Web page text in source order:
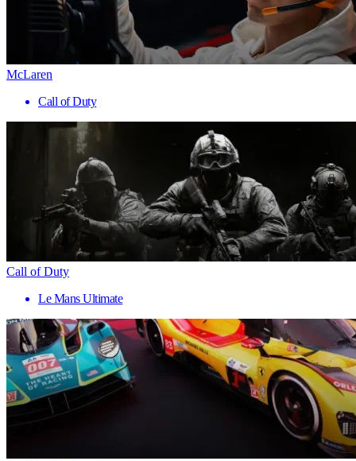
McLaren
Call of Duty
Call of Duty
Le Mans Ultimate